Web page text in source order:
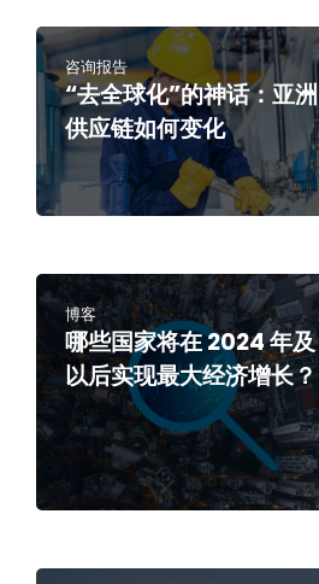
咨询报告
“去全球化”的神话：亚洲
供应链如何变化
博客
哪些国家将在 2024 年及
以后实现最大经济增长？